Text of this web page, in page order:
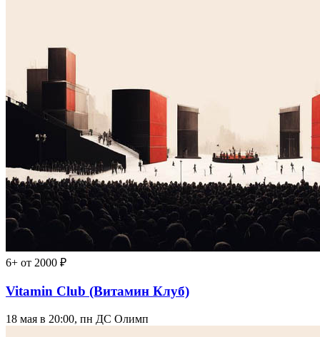
6+ от 2000 ₽
Vitamin Club (Витамин Клуб)
18 мая в 20:00, пн ДС Олимп